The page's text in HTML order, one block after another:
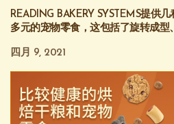
READING BAKERY SYSTEMS提供
多元的宠物零食，这包括了旋转成型
四月 9, 2021